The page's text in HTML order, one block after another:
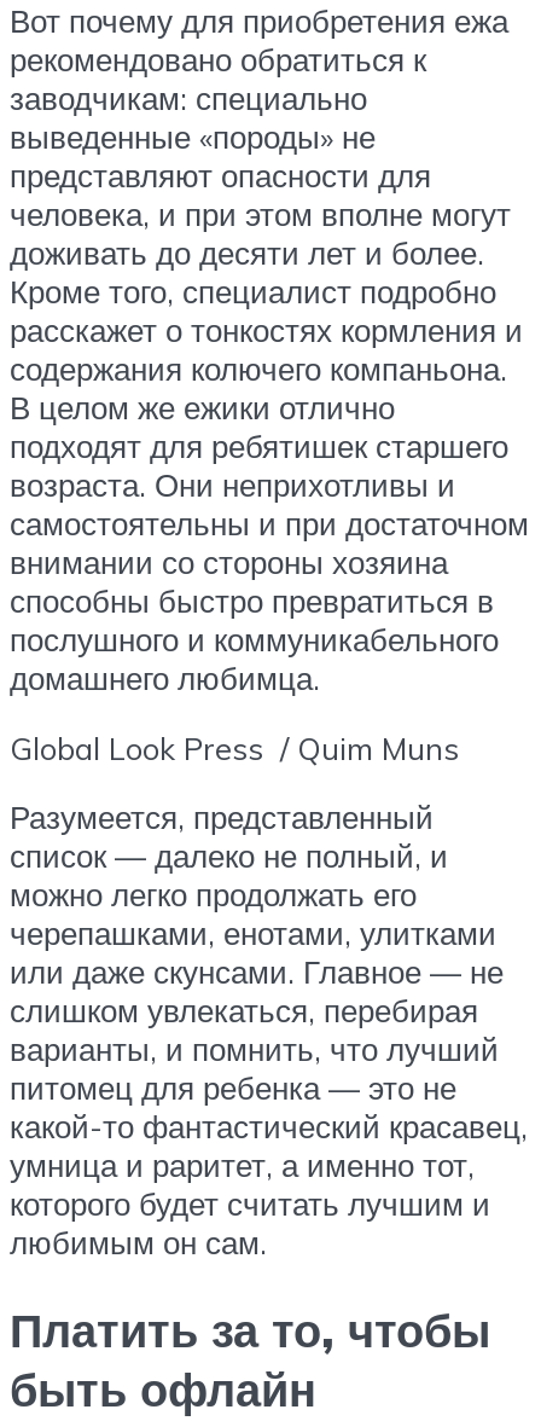
Вот почему для приобретения ежа
рекомендовано обратиться к
заводчикам: специально
выведенные «породы» не
представляют опасности для
человека, и при этом вполне могут
доживать до десяти лет и более.
Кроме того, специалист подробно
расскажет о тонкостях кормления и
содержания колючего компаньона.
В целом же ежики отлично
подходят для ребятишек старшего
возраста. Они неприхотливы и
самостоятельны и при достаточном
внимании со стороны хозяина
способны быстро превратиться в
послушного и коммуникабельного
домашнего любимца.
Global Look Press / Quim Muns
Разумеется, представленный
список — далеко не полный, и
можно легко продолжать его
черепашками, енотами, улитками
или даже скунсами. Главное — не
слишком увлекаться, перебирая
варианты, и помнить, что лучший
питомец для ребенка — это не
какой-то фантастический красавец,
умница и раритет, а именно тот,
которого будет считать лучшим и
любимым он сам.
Платить за то, чтобы
быть офлайн